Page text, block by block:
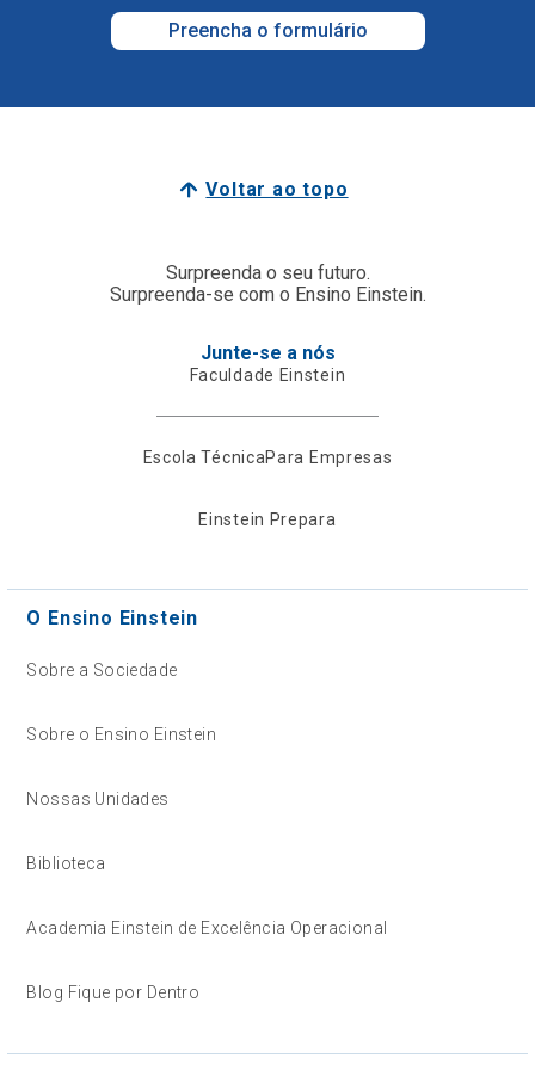
Preencha o formulário
Voltar ao topo
Surpreenda o seu futuro.
Surpreenda-se com o Ensino Einstein.
Junte-se a nós
Faculdade Einstein
Escola TécnicaPara Empresas
Einstein Prepara
O Ensino Einstein
Sobre a Sociedade
Sobre o Ensino Einstein
Nossas Unidades
Biblioteca
Academia Einstein de Excelência Operacional
Blog Fique por Dentro